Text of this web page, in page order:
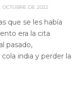
OCTUBRE DE 2022
que se les había
era la cita
pasado,
india y perder la